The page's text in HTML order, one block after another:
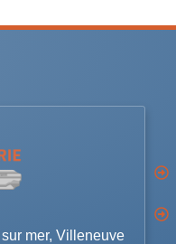
mer, Villeneuve